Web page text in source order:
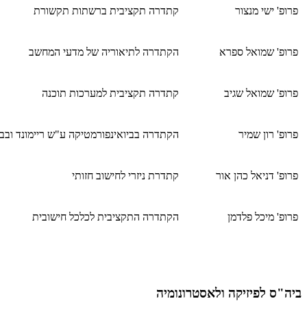
פרופ' ישי מנצור קתדרה תקציבית ברשתות תקשורת
פרופ' שמואל ספרא הקתדרה לתיאוריה של מדעי המחשב
פרופ' שמואל שגיב קתדרה תקציבית למערכות תוכנה
פרופ' רון שמיר הקתדרה בביואינפורמטיקה ע"ש ריימונד
פרופ' דניאל כהן אור קתדרת ניזרי לחישוב חזותי
פרופ' מיכל פלדמן הקתדרה התקציבית לכלכל חישובית
ביה"ס לפיזיקה ולאסטרונומיה